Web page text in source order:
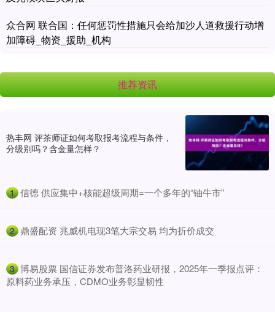
众合网 联合国：任何惩罚性措施只会给加沙人道救援行动增
加障碍_物资_援助_机构
推荐资讯
热丰网 评茶师证如何考取报考流程与条件，
分级别吗？含金量怎样？
1 ​信德 供应集中+核能超级周期=一个多年的“铀牛市”
2 ​鼎盛配资 兆威机电现3笔大宗交易 均为折价成交
3 ​博易股票 国信证券发布普洛药业研报，2025年一季报点评：
原料药业务承压，CDMO业务彰显韧性